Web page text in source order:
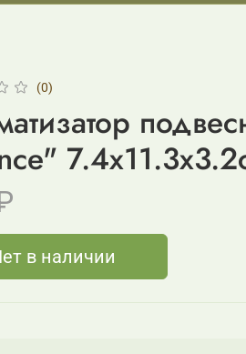
(0)
в наличии